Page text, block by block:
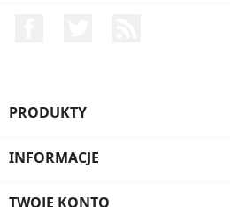
PRODUKTY
INFORMACJE
TWOJE KONTO